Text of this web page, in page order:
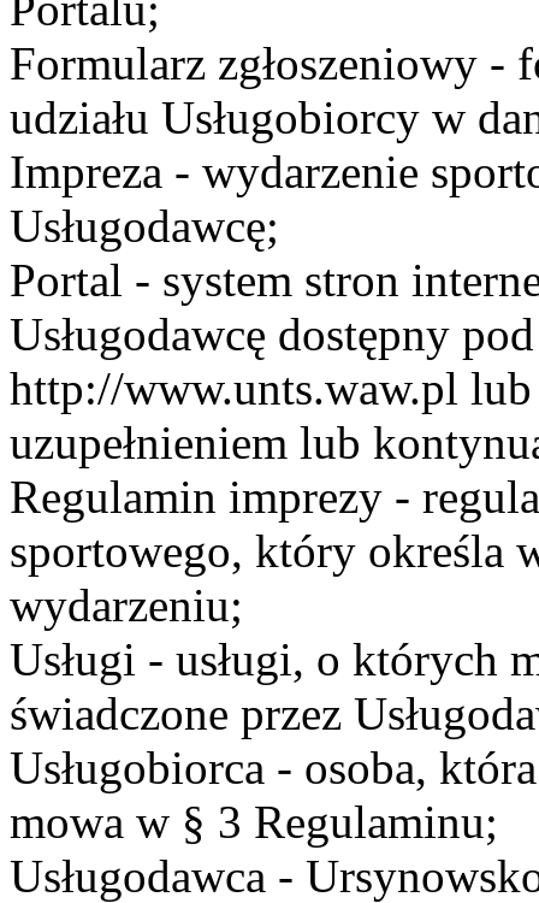
Formularz zgłoszeniowy -
udziału Usługobiorcy w
Impreza - wydarzenie
Usługodawcę;
Portal - system stron
Usługodawcę dostępny
http://www.unts.waw.pl lub
uzupełnieniem lub
Regulamin imprezy -
sportowego, który określa
wydarzeniu;
Usługi - usługi, o których
świadczone przez
Usługobiorca - osoba,
mowa w § 3 Regulaminu;
Usługodawca -